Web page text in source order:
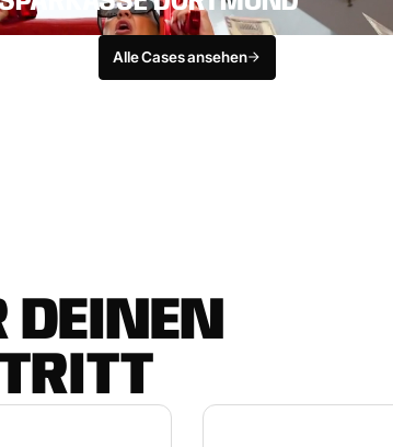
Alle Cases ansehen
DEINEN
RITT